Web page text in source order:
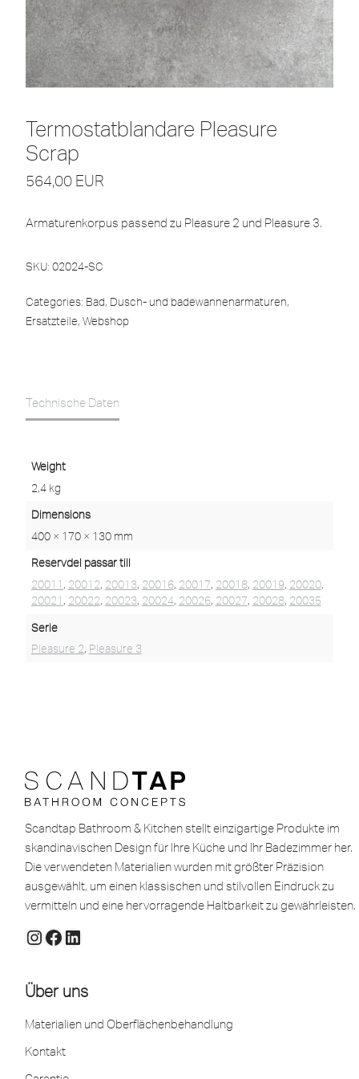
Termostatblandare Pleasure
Scrap
564,00 EUR
Armaturenkorpus passend zu Pleasure 2 und Pleasure 3.
SKU: 02024-SC
Categories: Bad, Dusch- und badewannenarmaturen,
Ersatzteile, Webshop
Technische Daten
Weight
2,4 kg
Dimensions
400 × 170 × 130 mm
Reservdel passar till
20011 , 20012, 20013, 20016, 20017, 20018, 20019, 20020,
20021 , 20022, 20023, 20024, 20026, 20027, 20028, 20035
Serie
Pleasure 2, Pleasure 3
Scandtap Bathroom & Kitchen stellt einzigartige Produkte im
skandinavischen Design für Ihre Küche und Ihr Badezimmer her.
Die verwendeten Materialien wurden mit größter Präzision
ausgewählt, um einen klassischen und stilvollen Eindruck zu
vermitteln und eine hervorragende Haltbarkeit zu gewährleisten.
Über uns
Materialien und Oberflächenbehandlung
Kontakt